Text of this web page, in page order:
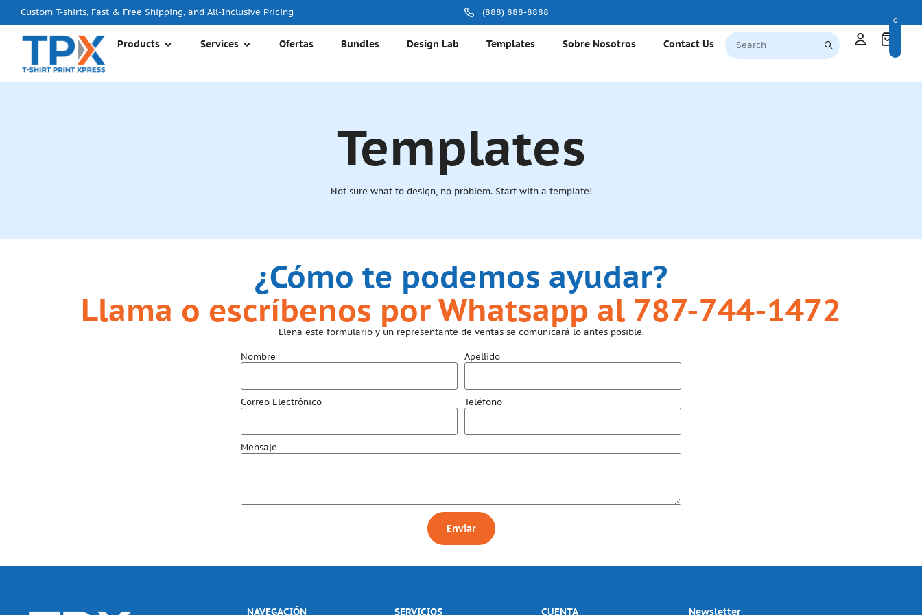
Custom T-shirts, Fast & Free Shipping, and All-Inclusive Pricing (888) 888-8888
Products Services Ofertas Bundles Design Lab Templates Sobre Nosotros Contact Us
0
Templates
Not sure what to design, no problem. Start with a template!
¿Cómo te podemos ayudar?
Llama o escríbenos por Whatsapp al 787-744-1472
Llena este formulario y un representante de ventas se comunicará lo antes posible.
Nombre Apellido
Correo Electrónico Teléfono
Mensaje
Enviar
NAVEGACIÓN SERVICIOS CUENTA Newsletter